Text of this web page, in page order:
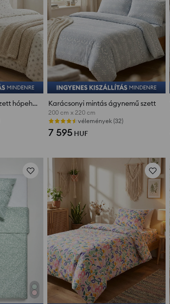
Karácsonyi ágynemű szett hópehely mintával Karácsonyi mintás ágynemű szett
200 cm x 220 cm
vélemények (32)
7 595 HUF